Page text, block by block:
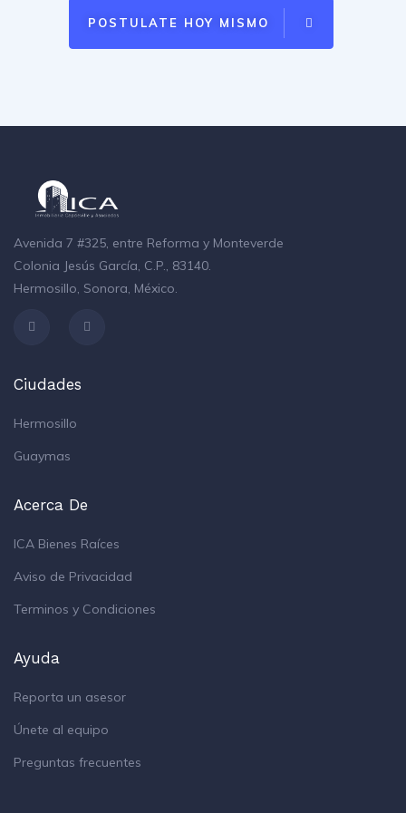
POSTULATE HOY MISMO
Avenida 7 #325, entre Reforma y Monteverde
Colonia Jesús García, C.P., 83140.
Hermosillo, Sonora, México.
Ciudades
Hermosillo
Guaymas
Acerca De
ICA Bienes Raíces
Aviso de Privacidad
Terminos y Condiciones
Ayuda
Reporta un asesor
Únete al equipo
Preguntas frecuentes